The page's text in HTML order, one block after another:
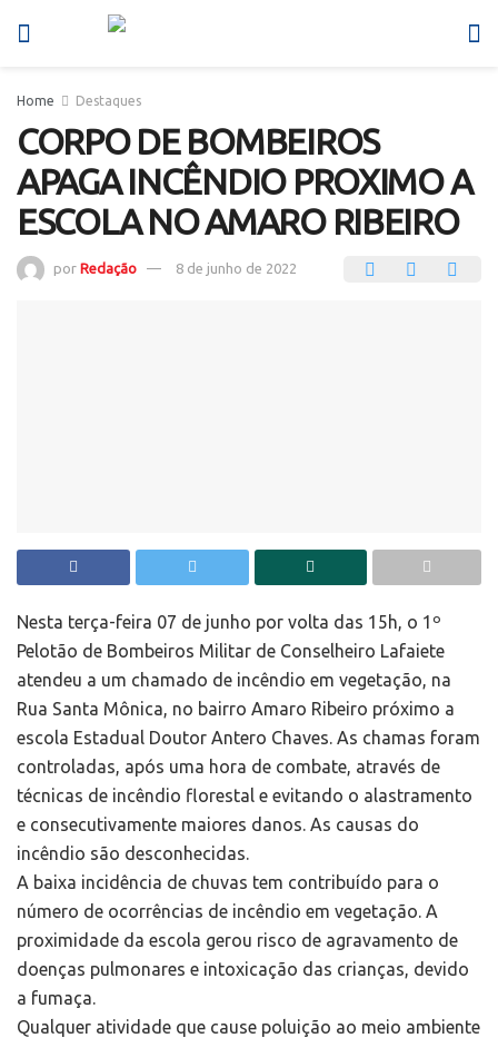
Home Destaques
CORPO DE BOMBEIROS
APAGA INCÊNDIO PROXIMO A
ESCOLA NO AMARO RIBEIRO
por Redação 8 de junho de 2022
Nesta terça-feira 07 de junho por volta das 15h, o 1º
Pelotão de Bombeiros Militar de Conselheiro Lafaiete
atendeu a um chamado de incêndio em vegetação, na
Rua Santa Mônica, no bairro Amaro Ribeiro próximo a
escola Estadual Doutor Antero Chaves. As chamas foram
controladas, após uma hora de combate, através de
técnicas de incêndio florestal e evitando o alastramento
e consecutivamente maiores danos. As causas do
incêndio são desconhecidas.
A baixa incidência de chuvas tem contribuído para o
número de ocorrências de incêndio em vegetação. A
proximidade da escola gerou risco de agravamento de
doenças pulmonares e intoxicação das crianças, devido
a fumaça.
Qualquer atividade que cause poluição ao meio ambiente